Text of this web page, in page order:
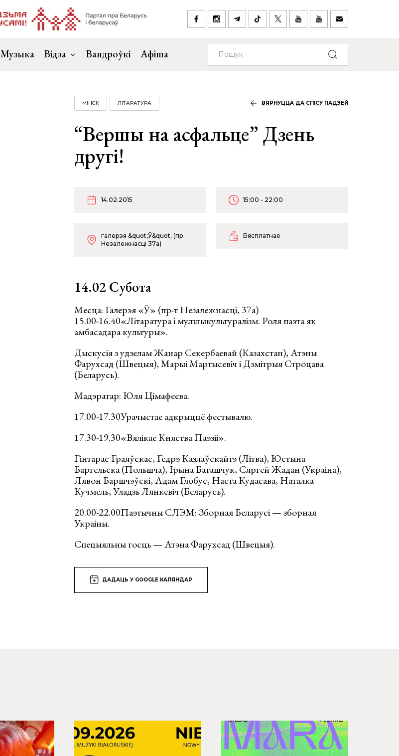
Музыка Відэа Вандроўкі Афіша
МІНСК ЛІТАРАТУРА ВЯРНУЦЦА ДА СПІСУ ПАДЗЕЙ
“Вершы на асфальце” Дзень
другі!
14.02.2015 15:00 - 22:00
галерэя &quot;Ў&quot; (пр.
Незалежнасці 37а)
Бясплатнае
14.02 Субота
Месца: Галерэя «Ў» (пр-т Незалежнасці, 37а)
15.00-16.40«Літаратура і мультыкультуралізм. Роля паэта як
амбасадара культуры».
Дыскусія з удзелам Жанар Секербаевай (Казахстан), Атэны
Фарухсад (Швецыя), Марыі Мартысевіч і Дзмітрыя Строцава
(Беларусь).
Мадэратар: Юля Цімафеева.
17.00-17.30Урачыстае адкрыццё фестывалю.
17.30-19.30«Вялікае Княства Паэзіі».
Гінтарас Граяўскас, Гедрэ Казлаўскайтэ (Літва), Юстына
Баргельска (Польшча), Ірына Баташчук, Сяргей Жадан (Украіна),
Лявон Баршчэўскі, Адам Глобус, Наста Кудасава, Наталка
Кучмель, Уладзь Лянкевіч (Беларусь).
20.00-22.00Паэтычны СЛЭМ: Зборная Беларусі — зборная
Украіны.
Спецыяльны госць — Атэна Фарухсад (Швецыя).
ДАДАЦЬ У GOOGLE КАЛЯНДАР